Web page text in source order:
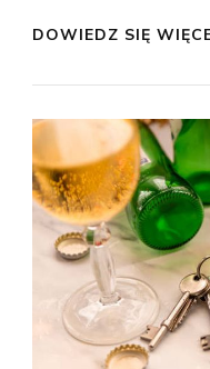
DOWIEDZ SIĘ